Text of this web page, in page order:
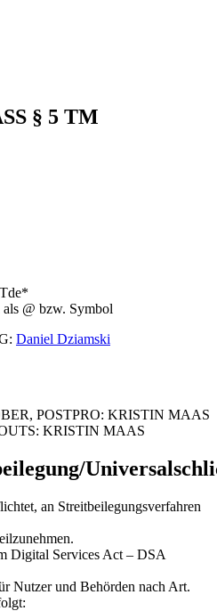
§ 5 TM
@ bzw. Symbol
Daniel Dziamski
POSTPRO: KRISTIN MAAS
KRISTIN MAAS
an Streitbeilegungsverfahren
Digital Services Act – DSA
Nutzer und Behörden nach Art.